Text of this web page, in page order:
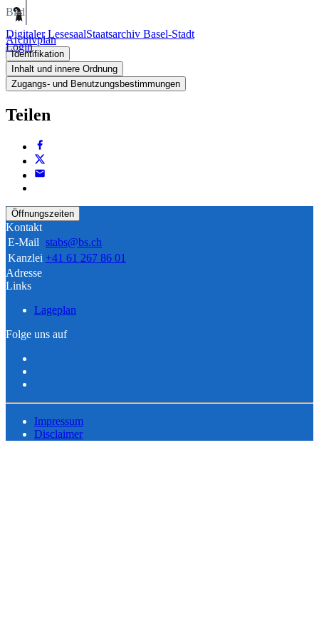
Digitaler LesesaalStaatsarchiv Basel-Stadt
Login
Bild
Archivplan
Identifikation
Inhalt und innere Ordnung
Zugangs- und Benutzungsbestimmungen
Teilen
Öffnungszeiten
Kontakt
E-Mail stabs@bs.ch
Kanzlei +41 61 267 86 01
Adresse
Links
Lageplan
Folge uns auf
Impressum
Disclaimer